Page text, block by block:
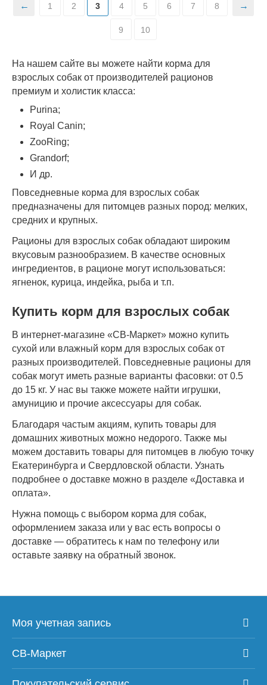
На нашем сайте вы можете найти корма для
взрослых собак от производителей рационов
премиум и холистик класса:
Purina;
Royal Canin;
ZooRing;
Grandorf;
И др.
Повседневные корма для взрослых собак
предназначены для питомцев разных пород: мелких,
средних и крупных.
Рационы для взрослых собак обладают широким
вкусовым разнообразием. В качестве основных
ингредиентов, в рационе могут использоваться:
ягненок, курица, индейка, рыба и т.п.
Купить корм для взрослых собак
В интернет-магазине «СВ-Маркет» можно купить
сухой или влажный корм для взрослых собак от
разных производителей. Повседневные рационы для
собак могут иметь разные варианты фасовки: от 0.5
до 15 кг. У нас вы также можете найти игрушки,
амуницию и прочие аксессуары для собак.
Благодаря частым акциям, купить товары для
домашних животных можно недорого. Также мы
можем доставить товары для питомцев в любую точку
Екатеринбурга и Свердловской области. Узнать
подробнее о доставке можно в разделе «Доставка и
оплата».
Нужна помощь с выбором корма для собак,
оформлением заказа или у вас есть вопросы о
доставке — обратитесь к нам по телефону или
оставьте заявку на обратный звонок.
1 2 3 4 5 6 7 8
9 10
Моя учетная запись
СВ-Маркет